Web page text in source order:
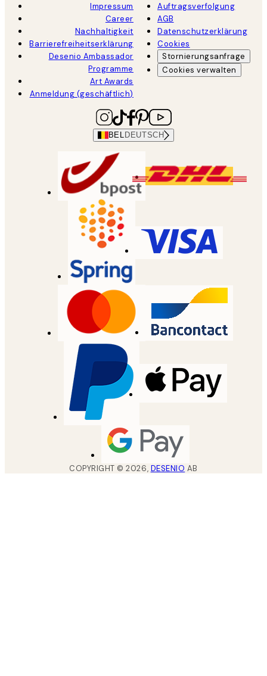
Impressum
Career
Nachhaltigkeit
Barrierefreiheitserklärung
Desenio Ambassador
Programme
Art Awards
Anmeldung (geschäftlich)
Auftragsverfolgung
AGB
Datenschutzerklärung
Cookies
Stornierungsanfrage
Cookies verwalten
BEL DEUTSCH
COPYRIGHT ©2026, DESENIO AB